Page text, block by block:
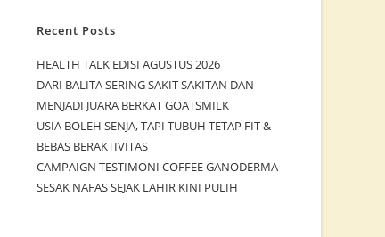
Recent Posts
HEALTH TALK EDISI AGUSTUS 2026
DARI BALITA SERING SAKIT SAKITAN DAN
MENJADI JUARA BERKAT GOATSMILK
USIA BOLEH SENJA, TAPI TUBUH TETAP FIT &
BEBAS BERAKTIVITAS
CAMPAIGN TESTIMONI COFFEE GANODERMA
SESAK NAFAS SEJAK LAHIR KINI PULIH